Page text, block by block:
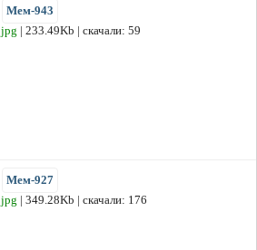
Мем-943
jpg | 233.49Kb | скачали: 59
Мем-927
jpg | 349.28Kb | скачали: 176